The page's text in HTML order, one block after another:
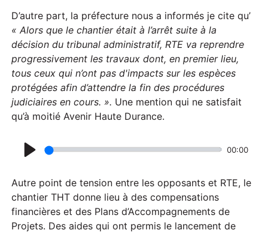
l
a
y
D’autre part, la préfecture nous a informés je cite qu’
« Alors que le chantier était à l’arrêt suite à la
décision du tribunal administratif, RTE va reprendre
progressivement les travaux dont, en premier lieu,
tous ceux qui n’ont pas d'impacts sur les espèces
protégées afin d’attendre la fin des procédures
judiciaires en cours. ». Une mention qui ne satisfait
qu’à moitié Avenir Haute Durance.
l
a
y
00:00
Autre point de tension entre les opposants et RTE, le
chantier THT donne lieu à des compensations
financières et des Plans d’Accompagnements de
Projets. Des aides qui ont permis le lancement de